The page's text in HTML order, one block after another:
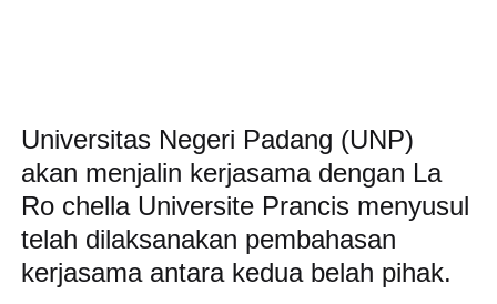
Universitas Negeri Padang (UNP)
akan menjalin kerjasama dengan La
Ro chella Universite Prancis menyusul
telah dilaksanakan pembahasan
kerjasama antara kedua belah pihak.